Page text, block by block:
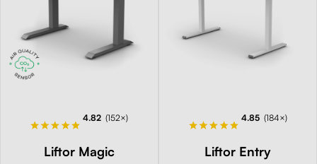
4.82 (152×)
Liftor Magic
4.85 (184×)
Liftor Entry